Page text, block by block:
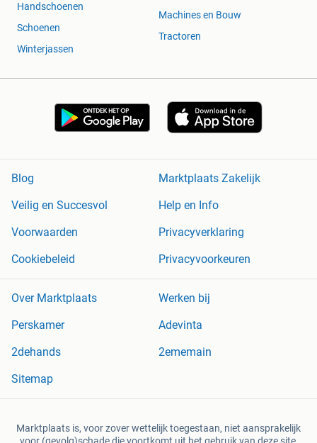
Handschoenen
Schoenen
Winterjassen
Machines en Bouw
Tractoren
Blog
Marktplaats Zakelijk
Veilig en Succesvol
Help en Info
Voorwaarden
Privacyverklaring
Cookiebeleid
Privacyvoorkeuren
Over Marktplaats
Werken bij
Perskamer
Adevinta
2dehands
2ememain
Sitemap
Marktplaats is, voor zover wettelijk toegestaan, niet aansprakelijk